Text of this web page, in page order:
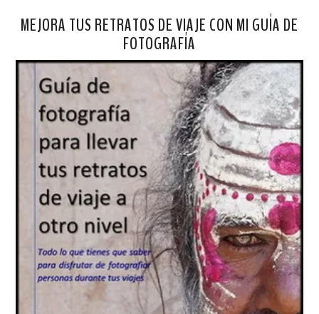
MEJORA TUS RETRATOS DE VIAJE CON MI GUÍA DE
FOTOGRAFÍA